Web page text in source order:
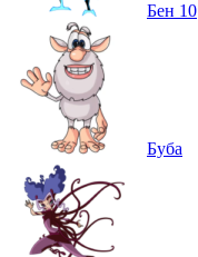
Бен 10
Буба